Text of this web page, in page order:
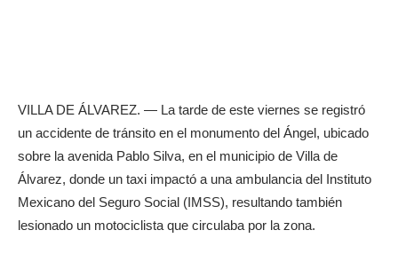
VILLA DE ÁLVAREZ. — La tarde de este viernes se registró
un accidente de tránsito en el monumento del Ángel, ubicado
sobre la avenida Pablo Silva, en el municipio de Villa de
Álvarez, donde un taxi impactó a una ambulancia del Instituto
Mexicano del Seguro Social (IMSS), resultando también
lesionado un motociclista que circulaba por la zona.